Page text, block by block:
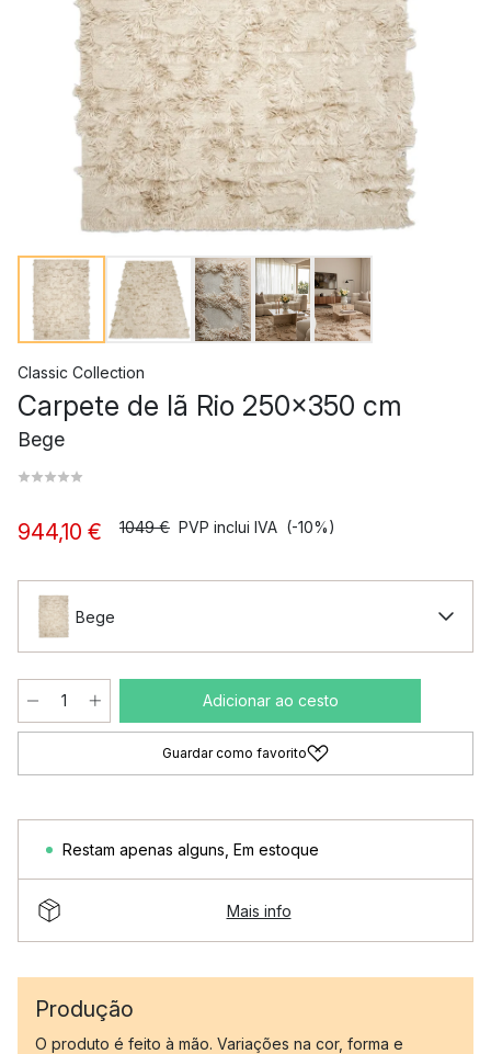
Classic Collection
Carpete de lã Rio 250x350 cm
Bege
944,10 € 1049 € PVP inclui IVA (-10%)
Bege
Adicionar ao cesto
Guardar como favorito
Restam apenas alguns Em estoque
Mais info
Produção
O produto é feito à mão. Variações na cor, forma e